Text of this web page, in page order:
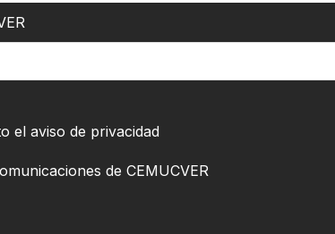
elaviso de privacidad
de CEMUCVER